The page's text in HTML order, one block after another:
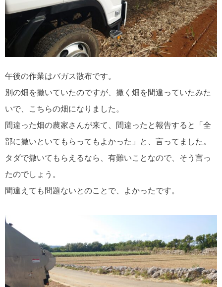
午後の作業はバガス散布です。
別の畑を撒いていたのですが、撒く畑を間違っていたみた
いで、こちらの畑になりました。
間違った畑の農家さんが来て、間違ったと報告すると「全
部に撒いといてもらってもよかった」と、言ってました。
タダで撒いてもらえるなら、有難いことなので、そう言っ
たのでしょう。
間違えても問題ないとのことで、よかったです。